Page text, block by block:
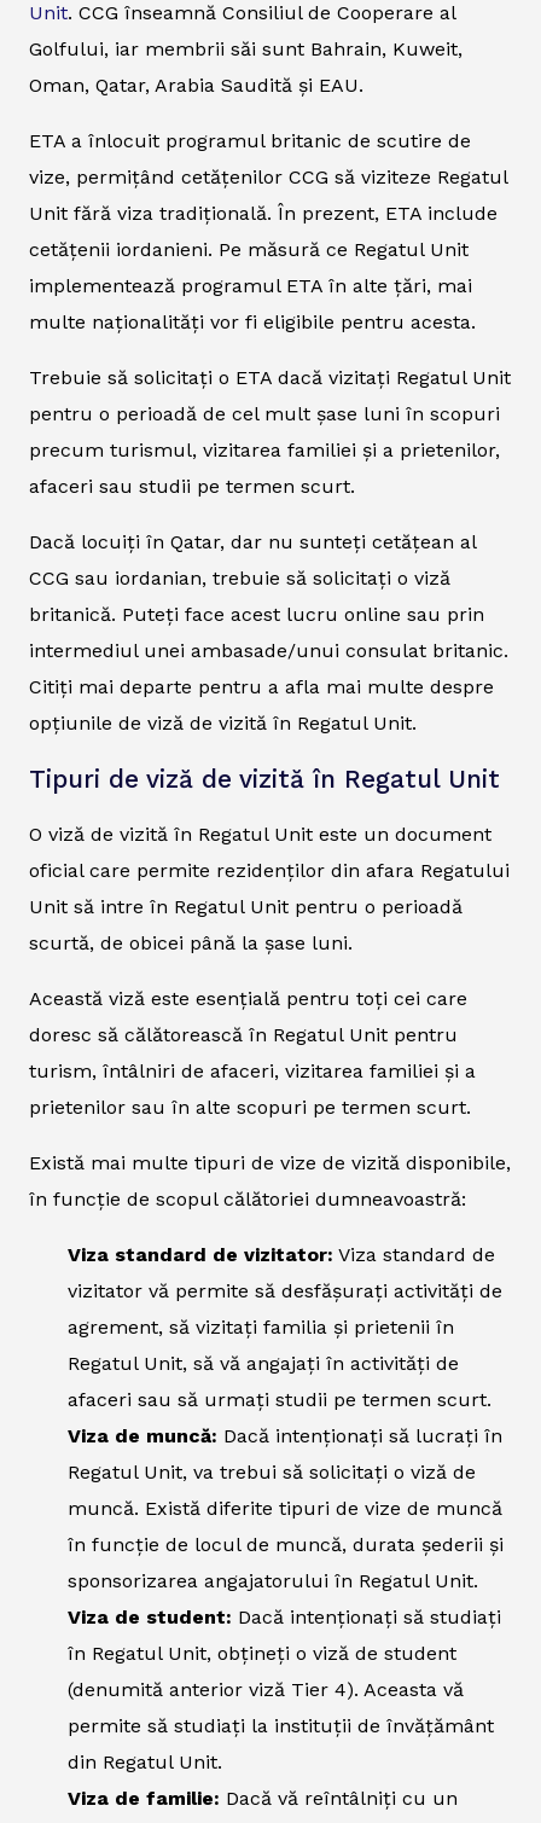
Unit. CCG înseamnă Consiliul de Cooperare al
Golfului, iar membrii săi sunt Bahrain, Kuweit,
Oman, Qatar, Arabia Saudită și EAU.
ETA a înlocuit programul britanic de scutire de
vize, permițând cetățenilor CCG să viziteze Regatul
Unit fără viza tradițională. În prezent, ETA include
cetățenii iordanieni. Pe măsură ce Regatul Unit
implementează programul ETA în alte țări, mai
multe naționalități vor fi eligibile pentru acesta.
Trebuie să solicitați o ETA dacă vizitați Regatul Unit
pentru o perioadă de cel mult șase luni în scopuri
precum turismul, vizitarea familiei și a prietenilor,
afaceri sau studii pe termen scurt.
Dacă locuiți în Qatar, dar nu sunteți cetățean al
CCG sau iordanian, trebuie să solicitați o viză
britanică. Puteți face acest lucru online sau prin
intermediul unei ambasade/unui consulat britanic.
Citiți mai departe pentru a afla mai multe despre
opțiunile de viză de vizită în Regatul Unit.
Tipuri de viză de vizită în Regatul Unit
O viză de vizită în Regatul Unit este un document
oficial care permite rezidenților din afara Regatului
Unit să intre în Regatul Unit pentru o perioadă
scurtă, de obicei până la șase luni.
Această viză este esențială pentru toți cei care
doresc să călătorească în Regatul Unit pentru
turism, întâlniri de afaceri, vizitarea familiei și a
prietenilor sau în alte scopuri pe termen scurt.
Există mai multe tipuri de vize de vizită disponibile,
în funcție de scopul călătoriei dumneavoastră:
Viza standard de vizitator: Viza standard de
vizitator vă permite să desfășurați activități de
agrement, să vizitați familia și prietenii în
Regatul Unit, să vă angajați în activități de
afaceri sau să urmați studii pe termen scurt.
Viza de muncă: Dacă intenționați să lucrați în
Regatul Unit, va trebui să solicitați o viză de
muncă. Există diferite tipuri de vize de muncă
în funcție de locul de muncă, durata șederii și
sponsorizarea angajatorului în Regatul Unit.
Viza de student: Dacă intenționați să studiați
în Regatul Unit, obțineți o viză de student
(denumită anterior viză Tier 4). Aceasta vă
permite să studiați la instituții de învățământ
din Regatul Unit.
Viza de familie: Dacă vă reîntâlniți cu un